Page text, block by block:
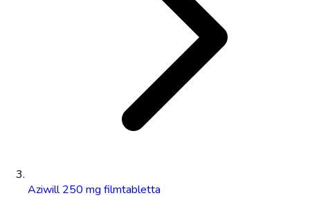
Aziwill 250 mg filmtabletta